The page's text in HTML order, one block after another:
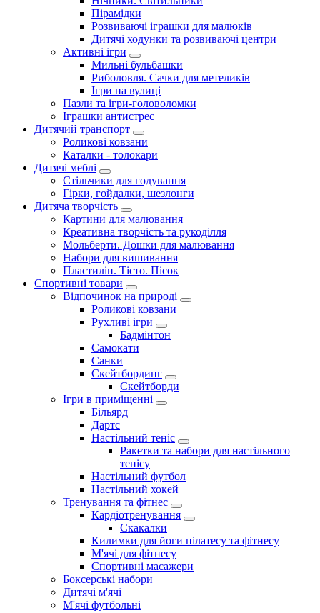
Пірамідки
Розвиваючі іграшки для малюків
Дитячі ходунки та розвиваючі центри
Активні ігри
Мильні бульбашки
Риболовля. Сачки для метеликів
Ігри на вулиці
Пазли та ігри-головоломки
Іграшки антистрес
Дитячий транспорт
Роликові ковзани
Каталки - толокари
Дитячі меблі
Стільчики для годування
Гірки, гойдалки, шезлонги
Дитяча творчість
Картини для малювання
Креативна творчість та рукоділля
Мольберти. Дошки для малювання
Набори для вишивання
Пластилін. Тісто. Пісок
Спортивні товари
Відпочинок на природі
Роликові ковзани
Рухливі ігри
Бадмінтон
Самокати
Санки
Скейтбординг
Скейтборди
Ігри в приміщенні
Більярд
Дартс
Настільний теніс
Ракетки та набори для настільного
тенісу
Настільний футбол
Настільний хокей
Тренування та фітнес
Кардіотренування
Скакалки
Килимки для йоги пілатесу та фітнесу
М'ячі для фітнесу
Спортивні масажери
Боксерські набори
Дитячі м'ячі
М'ячі футбольні